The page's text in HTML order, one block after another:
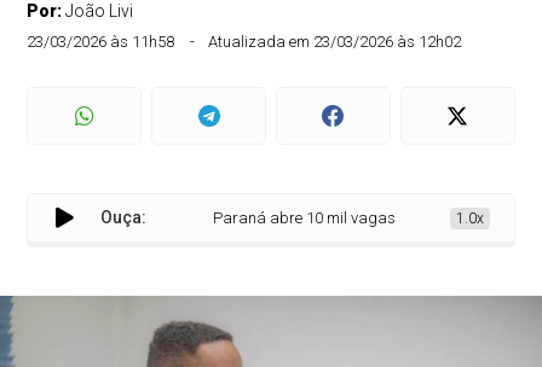
Por:João Livi
23/03/2026 às 11h58 Atualizada em 23/03/2026 às 12h02
Ouça: Paraná abre 10 mil vagas em curso com a Google
1.0x